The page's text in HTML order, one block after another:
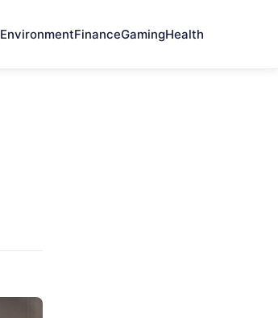
EnvironmentFinanceGamingHealth